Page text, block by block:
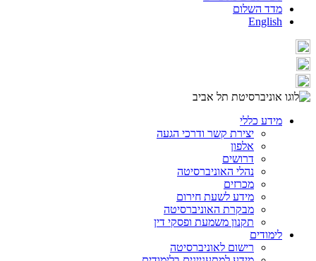
מדד השלום
English
מידע כללי
יצירת קשר ודרכי הגעה
אלפון
דרושים
נהלי האוניברסיטה
מכרזים
מידע לשעת חירום
מבקרת האוניברסיטה
תקנון משמעת ופסקי דין
לימודים
רישום לאוניברסיטה